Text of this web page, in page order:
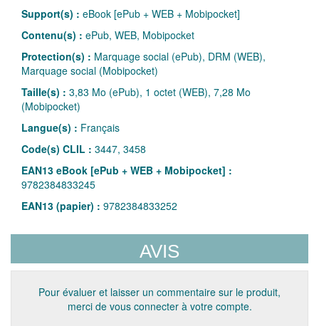
Support(s) : eBook [ePub + WEB + Mobipocket]
Contenu(s) : ePub, WEB, Mobipocket
Protection(s) : Marquage social (ePub), DRM (WEB),
Marquage social (Mobipocket)
Taille(s) : 3,83 Mo (ePub), 1 octet (WEB), 7,28 Mo
(Mobipocket)
Langue(s) : Français
Code(s) CLIL : 3447, 3458
EAN13 eBook [ePub + WEB + Mobipocket] :
9782384833245
EAN13 (papier) : 9782384833252
AVIS
Pour évaluer et laisser un commentaire sur le produit,
merci de vous connecter à votre compte.